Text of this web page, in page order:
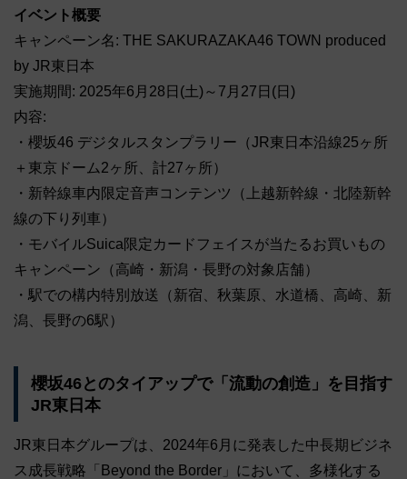
イベント概要
キャンペーン名: THE SAKURAZAKA46 TOWN produced
by JR東日本
実施期間: 2025年6月28日(土)～7月27日(日)
内容:
・櫻坂46 デジタルスタンプラリー（JR東日本沿線25ヶ所
＋東京ドーム2ヶ所、計27ヶ所）
・新幹線車内限定音声コンテンツ（上越新幹線・北陸新幹
線の下り列車）
・モバイルSuica限定カードフェイスが当たるお買いもの
キャンペーン（高崎・新潟・長野の対象店舗）
・駅での構内特別放送（新宿、秋葉原、水道橋、高崎、新
潟、長野の6駅）
櫻坂46とのタイアップで「流動の創造」を目指す
JR東日本
JR東日本グループは、2024年6月に発表した中長期ビジネ
ス成長戦略「Beyond the Border」において、多様化する